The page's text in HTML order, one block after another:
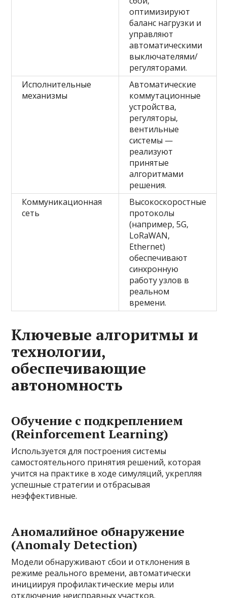
оптимизируют
баланс нагрузки и
управляют
автоматическими
выключателями/
регуляторами.
Исполнительные
механизмы
Автоматические
коммутационные
устройства,
регуляторы,
вентильные
системы —
реализуют
принятые
алгоритмами
решения.
Коммуникационная
сеть
Высокоскоростные
протоколы
(например, 5G,
LoRaWAN,
Ethernet)
обеспечивают
синхронную
работу узлов в
реальном
времени.
Ключевые алгоритмы и
технологии,
обеспечивающие
автономность
Обучение с подкреплением
(Reinforcement Learning)
Используется для построения системы
самостоятельного принятия решений, которая
учится на практике в ходе симуляций, укрепляя
успешные стратегии и отбрасывая
неэффективные.
Аномалийное обнаружение
(Anomaly Detection)
Модели обнаруживают сбои и отклонения в
режиме реального времени, автоматически
инициируя профилактические меры или
отключение неисправных участков.